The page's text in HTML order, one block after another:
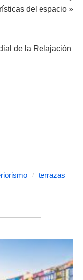
del espacio »
de la Relajación
terrazas